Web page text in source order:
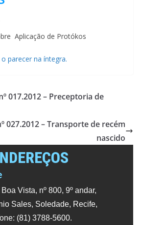
Aplicação de Protókos
parecer na íntegra.
017.2012 – Preceptoria de
027.2012 – Transporte de recém
nascido
Vista, nº 800, 9º andar,
Sales, Soledade, Recife,
(81) 3788-5600.